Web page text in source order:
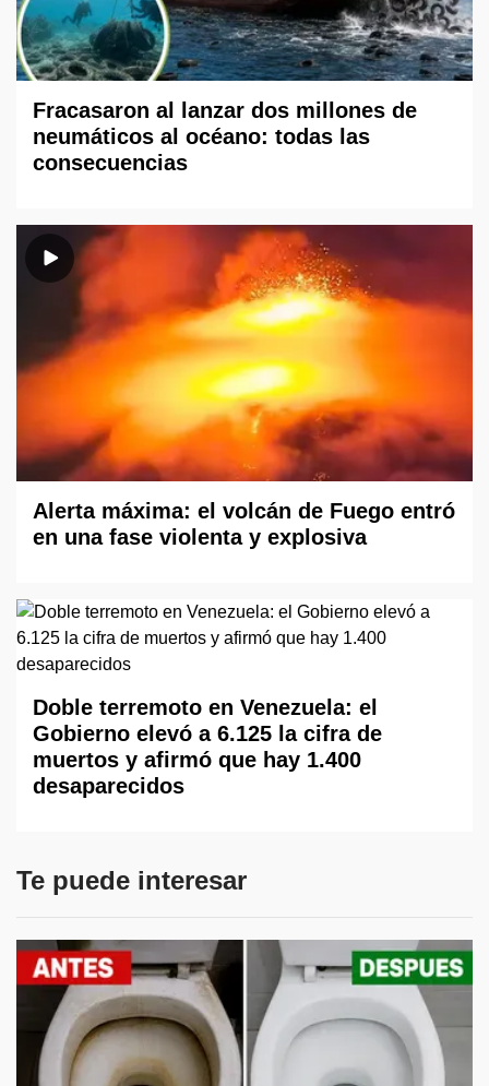
Fracasaron al lanzar dos millones de
neumáticos al océano: todas las
consecuencias
Alerta máxima: el volcán de Fuego entró
en una fase violenta y explosiva
Doble terremoto en Venezuela: el
Gobierno elevó a 6.125 la cifra de
muertos y afirmó que hay 1.400
desaparecidos
Te puede interesar